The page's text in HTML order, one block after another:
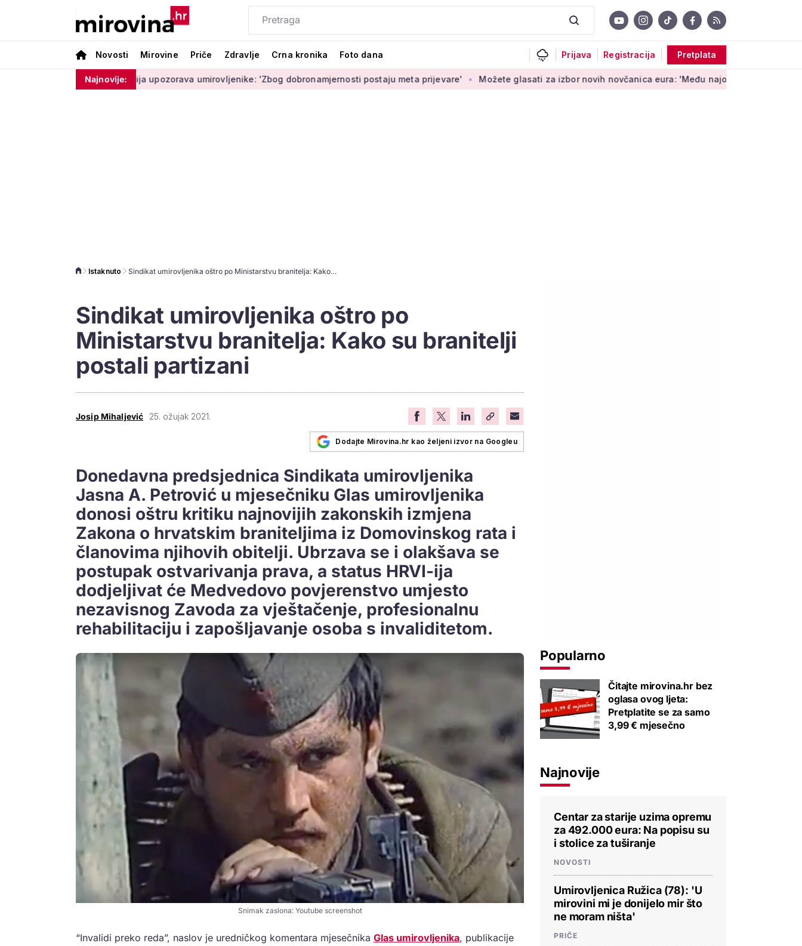
Novosti Mirovine Priče Zdravlje Crna kronika Foto dana Prijava Registracija Pretplata
Najnovije:
Policija upozorava umirovljenike: 'Zbog dobronamjernosti postaju meta prijevare' Možete glasati za izbor novih novčanica eura: 'Među najopipljivijim su izrazima Europe'
Istaknuto Sindikat umirovljenika oštro po Ministarstvu branitelja: Kako su branitelji postali partizani
Sindikat umirovljenika oštro po
Ministarstvu branitelja: Kako su branitelji
postali partizani
Josip Mihaljević 25. ožujak 2021.
Dodajte Mirovina.hr kao željeni izvor na Googleu
Donedavna predsjednica Sindikata umirovljenika
Jasna A. Petrović u mjesečniku Glas umirovljenika
donosi oštru kritiku najnovijih zakonskih izmjena
Zakona o hrvatskim braniteljima iz Domovinskog rata i
članovima njihovih obitelji. Ubrzava se i olakšava se
postupak ostvarivanja prava, a status HRVI-ija
dodjeljivat će Medvedovo povjerenstvo umjesto
nezavisnog Zavoda za vještačenje, profesionalnu
rehabilitaciju i zapošljavanje osoba s invaliditetom.
Snimak zaslona: Youtube screenshot
“Invalidi preko reda”, naslov je uredničkog komentara mjesečnika Glas umirovljenika, publikacije
Popularno
Čitajte mirovina.hr bez
oglasa ovog ljeta:
Pretplatite se za samo
3,99 € mjesečno
Najnovije
Centar za starije uzima opremu
za 492.000 eura: Na popisu su
i stolice za tuširanje
NOVOSTI
Umirovljenica Ružica (78): 'U
mirovini mi je donijelo mir što
ne moram ništa'
PRIČE